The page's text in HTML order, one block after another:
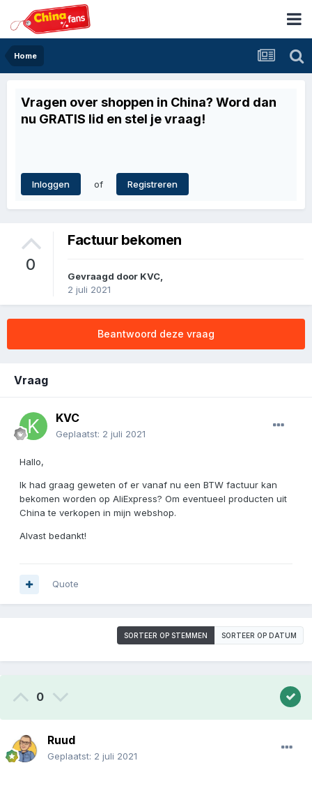
Home
Vragen over shoppen in China? Word dan
nu GRATIS lid en stel je vraag!
Inloggen of Registreren
0
Factuur bekomen
Gevraagd door KVC,
2 juli 2021
Beantwoord deze vraag
Vraag
KVC
Geplaatst: 2 juli 2021
Hallo,
Ik had graag geweten of er vanaf nu een BTW factuur kan
bekomen worden op AliExpress? Om eventueel producten uit
China te verkopen in mijn webshop.
Alvast bedankt!
Quote
SORTEER OP STEMMEN SORTEER OP DATUM
0
Ruud
Geplaatst: 2 juli 2021